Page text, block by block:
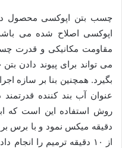
چسب بتن اپوکسی محصول دو
اپوکسی اصلاح شده می باشد
مقاومت مکانیکی و قدرت
می تواند برای پیوند دادن
بگیرد. همچنین بنا بر سازه
عنوان آب بند کننده قدرتمند
دقیقه میکس نمود و با برس
از ۱۰ دقیقه ترمیم را